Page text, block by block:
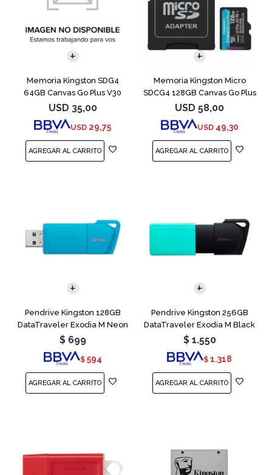
Memoria Kingston SDG4
64GB Canvas Go Plus V30
USD 35,00
USD 29,75
Memoria Kingston Micro
SDCG4 128GB Canvas Go Plus
V30
USD 58,00
USD 49,30
Pendrive Kingston 128GB
DataTraveler Exodia M Neon
Blue
$ 699
$ 594
Pendrive Kingston 256GB
DataTraveler Exodia M Black
Teal
$ 1.550
$ 1.318